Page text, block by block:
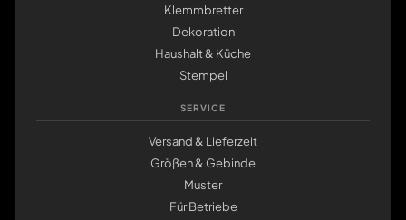
Klemmbretter
Dekoration
Haushalt & Küche
Stempel
SERVICE
Versand & Lieferzeit
Größen & Gebinde
Muster
Für Betriebe